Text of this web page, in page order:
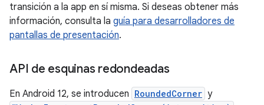
transición a la app en sí misma. Si deseas obtener más
información, consulta la guía para desarrolladores de
pantallas de presentación.
API de esquinas redondeadas
En Android 12, se introducen RoundedCorner y